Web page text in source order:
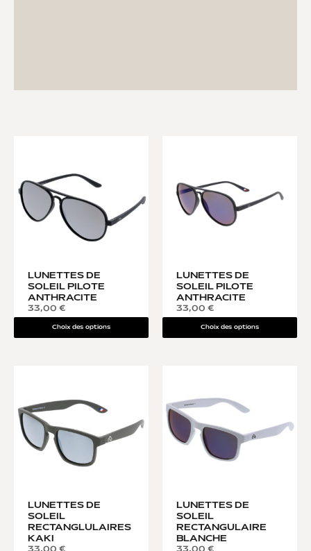
LUNETTES DE
SOLEIL PILOTE
ANTHRACITE
33,00 €
Choix des options
LUNETTES DE
SOLEIL PILOTE
ANTHRACITE
33,00 €
Choix des options
LUNETTES DE
SOLEIL
RECTANGLULAIRES
KAKI
33,00 €
LUNETTES DE
SOLEIL
RECTANGULAIRE
BLANCHE
33,00 €